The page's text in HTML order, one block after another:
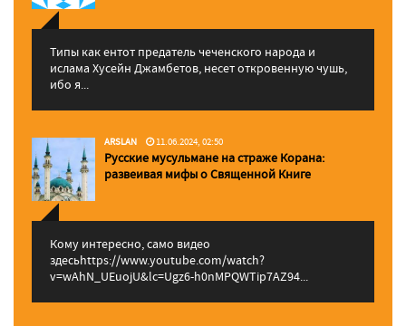
Типы как ентот предатель чеченского народа и
ислама Хусейн Джамбетов, несет откровенную чушь,
ибо я...
ARSLAN 11.06.2024, 02:50
Русские мусульмане на страже Корана:
pазвеивая мифы о Священной Книге
Кому интересно, само видео
здесьhttps://www.youtube.com/watch?
v=wAhN_UEuojU&lc=Ugz6-h0nMPQWTip7AZ94...